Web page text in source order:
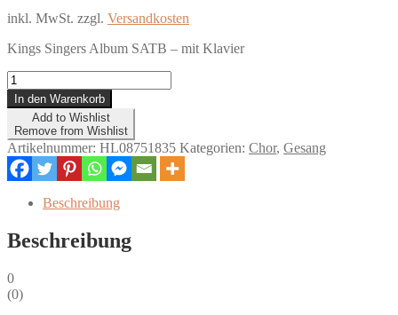
inkl. MwSt. zzgl. Versandkosten
Kings Singers Album SATB – mit Klavier
The
King's
Singers
Swimming
over
London
Menge
In den Warenkorb
Add to Wishlist
Remove from Wishlist
Artikelnummer: HL08751835 Kategorien: Chor, Gesang
Beschreibung
Beschreibung
0
(0)